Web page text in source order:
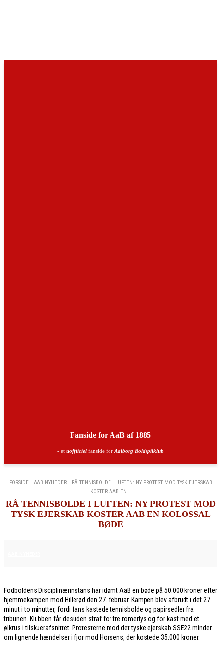
Fanside for AaB af 1885
- et uoffiiciel fanside for Aalborg Boldspilklub
FORSIDE AAB NYHEDER
RÅ TENNISBOLDE I LUFTEN: NY PROTEST MOD TYSK EJERSKAB
KOSTER AAB EN...
RÅ TENNISBOLDE I LUFTEN: NY PROTEST MOD
TYSK EJERSKAB KOSTER AAB EN KOLOSSAL
BØDE
Fodboldens Disciplinærinstans har idømt AaB en bøde på 50.000 kroner efter
hjemmekampen mod Hillerød den 27. februar. Kampen blev afbrudt i det 27.
minut i to minutter, fordi fans kastede tennisbolde og papirsedler fra
tribunen. Klubben får desuden straf for tre romerlys og for kast med et
ølkrus i tilskuerafsnittet. Protesterne mod det tyske ejerskab SSE22 minder
om lignende hændelser i fjor mod Horsens, der kostede 35.000 kroner.